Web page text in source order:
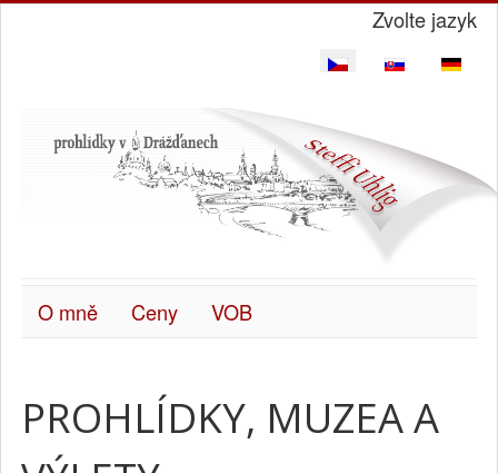
Zvolte jazyk
O mně Ceny VOB
PROHLÍDKY, MUZEA A